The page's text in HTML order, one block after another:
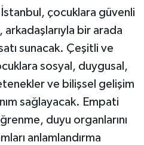
çocuklara güvenli
bir arada
sunacak. Çeşitli ve
sosyal, duygusal,
ve bilişsel gelişim
sağlayacak. Empati
duyu organlarını
anlamlandırma